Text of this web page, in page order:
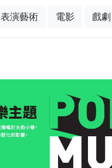
表演藝術 電影 戲劇